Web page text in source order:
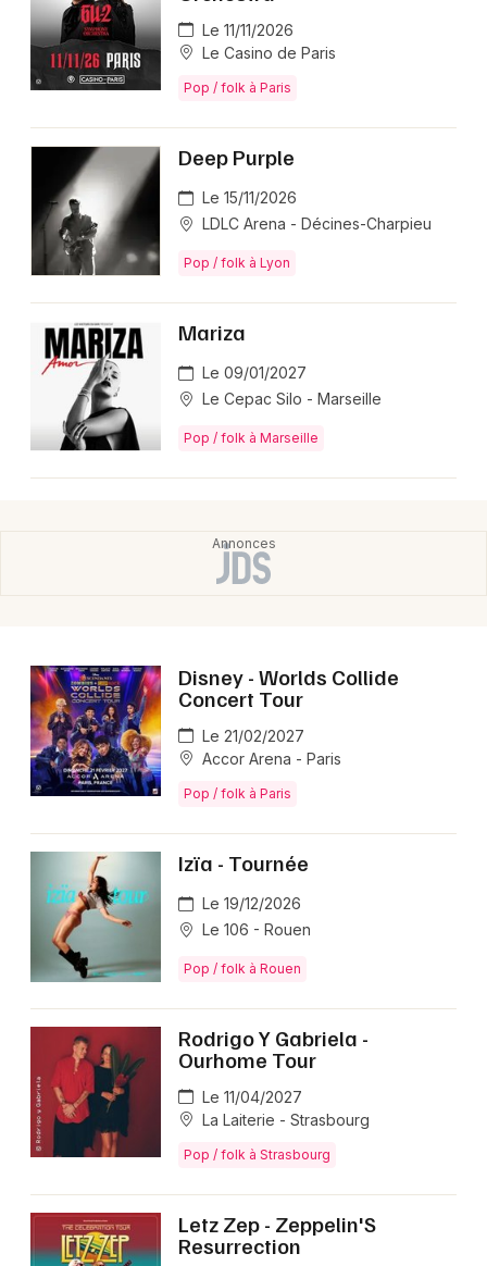
Le 11/11/2026
Le Casino de Paris
Pop / folk à Paris
Deep Purple
Le 15/11/2026
LDLC Arena - Décines-Charpieu
Pop / folk à Lyon
Mariza
Le 09/01/2027
Le Cepac Silo - Marseille
Pop / folk à Marseille
Disney - Worlds Collide
Concert Tour
Le 21/02/2027
Accor Arena - Paris
Pop / folk à Paris
Izïa - Tournée
Le 19/12/2026
Le 106 - Rouen
Pop / folk à Rouen
Rodrigo Y Gabriela -
Ourhome Tour
Le 11/04/2027
La Laiterie - Strasbourg
Pop / folk à Strasbourg
Letz Zep - Zeppelin'S
Resurrection